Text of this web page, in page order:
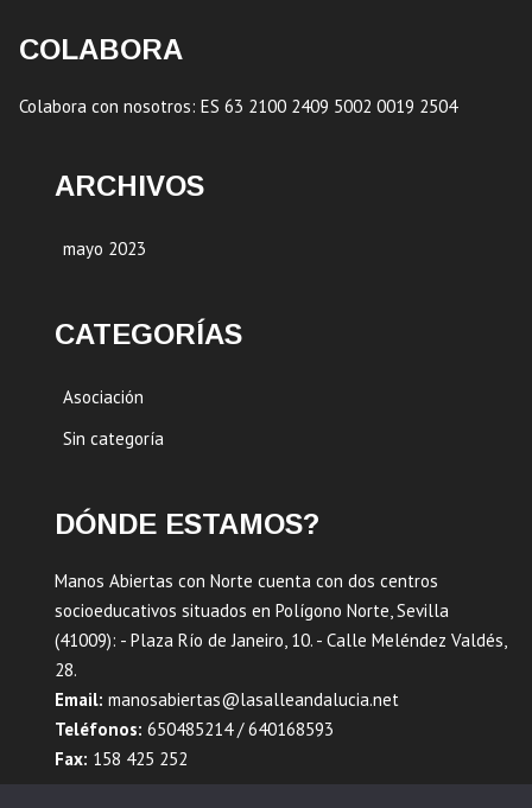
COLABORA
Colabora con nosotros: ES 63 2100 2409 5002 0019 2504
ARCHIVOS
mayo 2023
CATEGORÍAS
Asociación
Sin categoría
DÓNDE ESTAMOS?
Manos Abiertas con Norte cuenta con dos centros
socioeducativos situados en Polígono Norte, Sevilla
(41009): - Plaza Río de Janeiro, 10. - Calle Meléndez Valdés,
28.
Email: manosabiertas@lasalleandalucia.net
Teléfonos: 650485214 / 640168593
Fax: 158 425 252